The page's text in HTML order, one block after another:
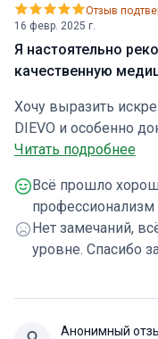
16 февр. 2025 г.
Отзыв
Я настоятельно
качественную
Хочу выразить
DIEVO и особенно
высокий уровень
комфортные
настоятельно
качественное
Читать подробнее
Всё прошло
профессионализм
Нет замечаний,
уровне. Спасибо
Анонимный